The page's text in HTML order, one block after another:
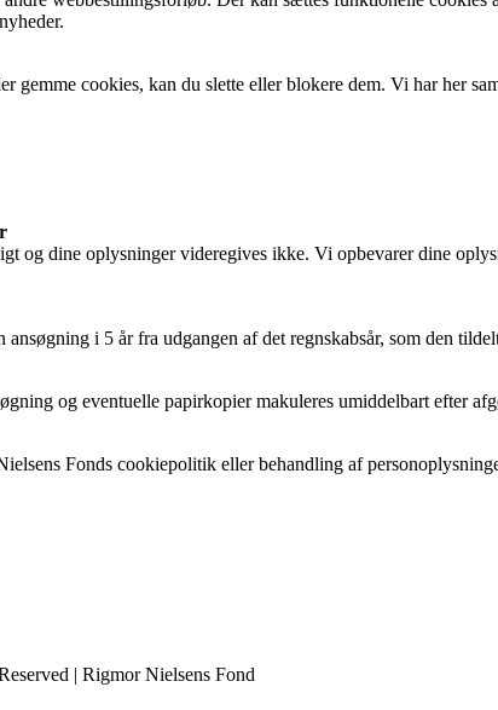
gemme cookies, kan du slette eller blokere dem. Vi har her
og dine oplysninger videregives ikke. Vi opbevarer dine
ansøgning i 5 år fra udgangen af det regnskabsår, som den
og eventuelle papirkopier makuleres umiddelbart efter
Fonds cookiepolitik eller behandling af
| Rigmor Nielsens Fond